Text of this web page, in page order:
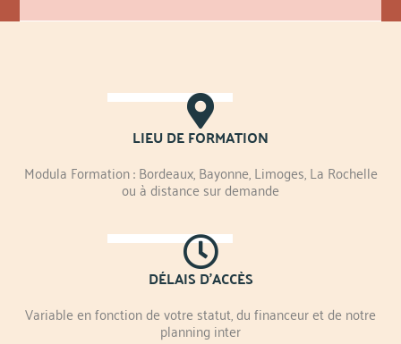
LIEU DE FORMATION
Modula Formation : Bordeaux, Bayonne, Limoges, La Rochelle
ou à distance sur demande
DÉLAIS D'ACCÈS
Variable en fonction de votre statut, du financeur et de notre
planning inter